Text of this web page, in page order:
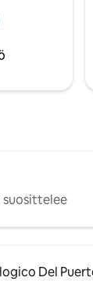
tai
Lava on
Del